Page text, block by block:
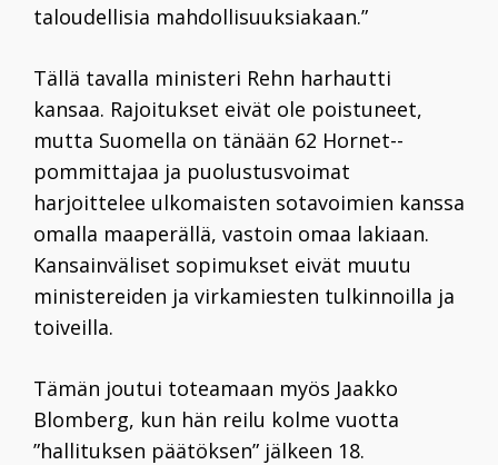
taloudellisia mahdollisuuksiakaan.”
Tällä tavalla ministeri Rehn harhautti
kansaa. Rajoitukset eivät ole poistuneet,
mutta Suomella on tänään 62 Hornet-­
pommittajaa ja puolustusvoimat
harjoittelee ulkomaisten sotavoimien kanssa
omalla maaperällä, vastoin omaa lakiaan.
Kansainväliset sopimukset eivät muutu
ministereiden ja virkamiesten tulkinnoilla ja
toiveilla.
Tämän joutui toteamaan myös Jaakko
Blomberg, kun hän reilu kolme vuotta
”hallituksen päätöksen” jälkeen 18.